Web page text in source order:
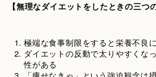
【無理なダイエットをしたときの三つ
極端な食事制限をすると栄養不良
ダイエットの反動で太りやすくな
性がある